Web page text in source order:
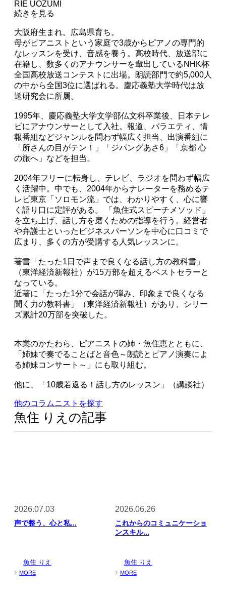
RIE UOZUMI
続きを見る
大阪府生まれ。広島県育ち。
母がピアニストという家庭で3歳からピアノの専門的
なレッスンを受け、音感を養う。高校時代、放送部に
在籍し、数多くのアナウンサーを輩出しているNHK杯
全国高校放送コンテストに出場。朗読部門で約5,000人
の中から全国3位に選ばれる。慶応義塾大学時代は放
送研究会に所属。
1995年、慶応義塾大学文学部仏文科卒業後、日本テレ
ビにアナウンサーとして入社。報道、バラエティ、情
報番組などジャンルを問わず幅広く担当、出演番組に
「所さんの目がテン！」「ジパングあさ6」「京都 心
の旅へ」などを担当。
2004年フリーに転身し、テレビ、ラジオを問わず幅広
く活躍中。中でも、2004年からナレーターを務めるテ
レビ東京「ソロモン流」では、わかりやすく、心に響
く語り口に定評がある。 「魚住式スピーチメソッド」
を立ち上げ、話し方を磨くための指導を行う。経営者
や弁護士といったビジネスパーソンを中心に口コミで
広まり、多くの方が受講する人気レッスンに。
著書「たった1日で声まで良くなる話し方の教科書」
（東洋経済新報社）が15万部を超えるベストセラーと
なっている。
近著に「たった1分で会話が弾み、印象まで良くなる
聞く力の教科書」（東洋経済新報社）があり、シリー
ズ累計20万部を突破した。
本業のかたわら、ピアニストの姉・魚住恵とともに、
「姉妹で奏でることばと音色～朗読とピアノ演奏によ
る姉妹コンサート～」にも取り組む。
他に、「10歳若返る！話し方のレッスン」（講談社）
他のコラムニストを探す
魚住 りえの記事
2026.07.03
声で整う、心と私...
魚住 りえ
MORE
2026.06.26
これからのコミュニケーショ
ンスキル...
魚住 りえ
MORE